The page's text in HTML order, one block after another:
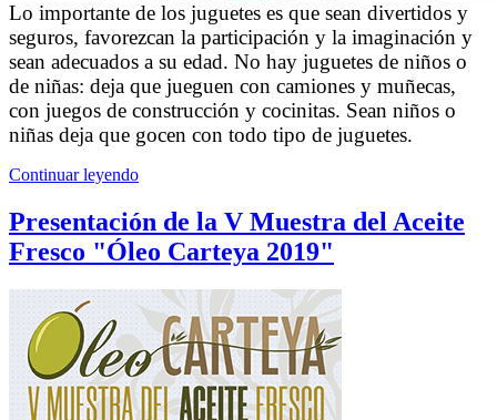
Lo importante de los juguetes es que sean divertidos y
seguros, favorezcan la participación y la imaginación y
sean adecuados a su edad. No hay juguetes de niños o
de niñas: deja que jueguen con camiones y muñecas,
con juegos de construcción y cocinitas. Sean niños o
niñas deja que gocen con todo tipo de juguetes.
Continuar leyendo
Presentación de la V Muestra del Aceite
Fresco "Óleo Carteya 2019"